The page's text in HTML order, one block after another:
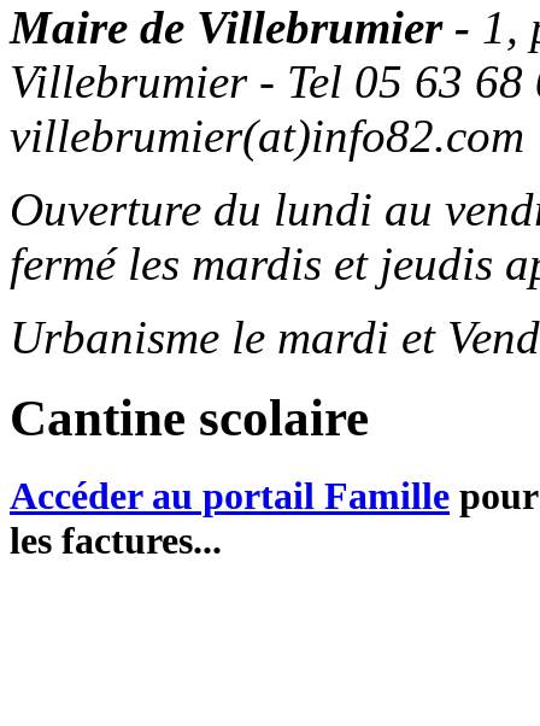
Maire de Villebrumier - 1,
Villebrumier - Tel 05 63
villebrumier(at)info82.com
Ouverture du lundi au
fermé les mardis et jeudis
Urbanisme le mardi et
Cantine scolaire
Accéder au portail Famille
les factures...